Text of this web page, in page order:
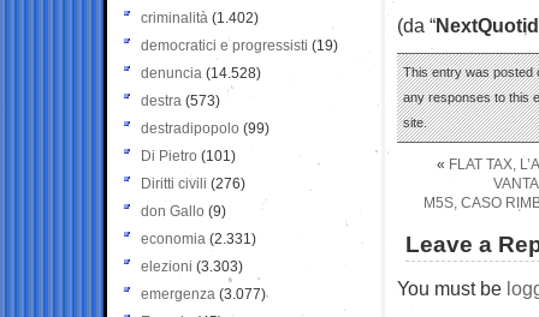
(da “
This entry was posted
any responses to this
site.
« FLAT TAX,
M5S, CASO
Leave a
You must be
criminalità (1.402)
democratici e progressisti (19)
denuncia (14.528)
destra (573)
destradipopolo (99)
Di Pietro (101)
Diritti civili (276)
don Gallo (9)
economia (2.331)
elezioni (3.303)
emergenza (3.077)